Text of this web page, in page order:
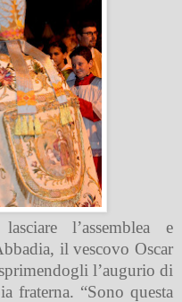
l’assemblea e
il vescovo Oscar
l’augurio di
fraterna. “Sono questa